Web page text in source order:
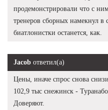
продемонстрировали что с
тренеров сборных намекнул в
биатлонистки останется, как.
Jacob ответил(а)
Цены, иначе спрос снова
102,9 тыс снежинск -
Доверяют.